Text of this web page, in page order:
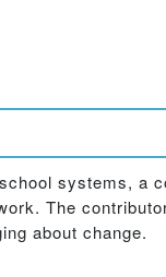
systems, a
The
about change.